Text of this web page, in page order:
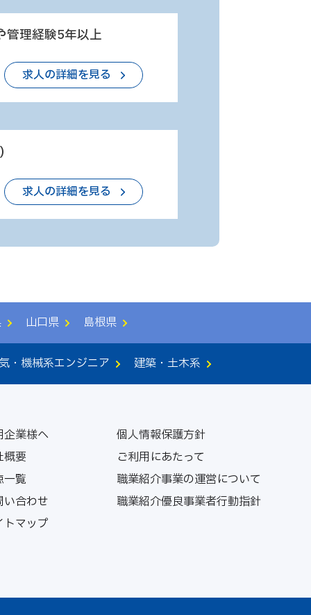
管理経験5年以上
求人の詳細を見る
求人の詳細を見る
山口県 島根県
・機械系エンジニア 建築・土木系
企業様へ
概要
一覧
い合わせ
トマップ
個人情報保護方針
ご利用にあたって
職業紹介事業の運営について
職業紹介優良事業者行動指針